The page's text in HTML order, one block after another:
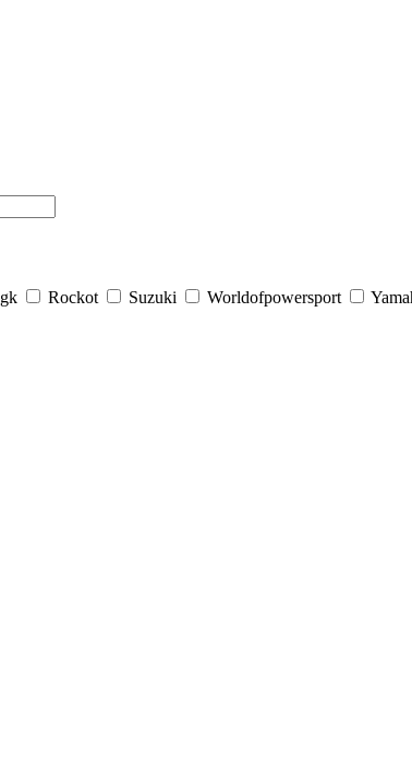
Rockot Suzuki Worldofpowersport